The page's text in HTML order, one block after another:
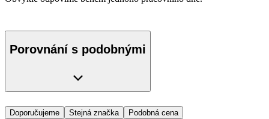
Porovnání s podobnými
Doporučujeme Stejná značka Podobná cena